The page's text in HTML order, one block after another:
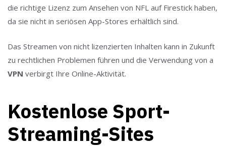
die richtige Lizenz zum Ansehen von NFL auf Firestick haben,
da sie nicht in seriösen App-Stores erhältlich sind.
Das Streamen von nicht lizenzierten Inhalten kann in Zukunft
zu rechtlichen Problemen führen und die Verwendung von a
VPN verbirgt Ihre Online-Aktivität.
Kostenlose Sport-
Streaming-Sites